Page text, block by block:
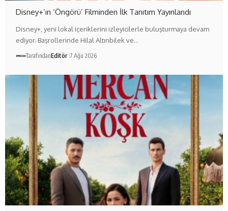
Disney+’ın ‘Öngörü’ Filminden İlk Tanıtım Yayınlandı
Disney+, yeni lokal içeriklerini izleyicilerle buluşturmaya devam
ediyor. Başrollerinde Hilal Altınbilek ve…
TarafındanEditör 7 Ağu 2026